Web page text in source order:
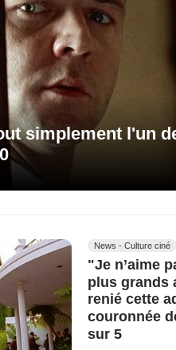
simplement l'un
News - Culture ciné
"Je n’aime
plus grands
renié cette
couronnée
sur 5